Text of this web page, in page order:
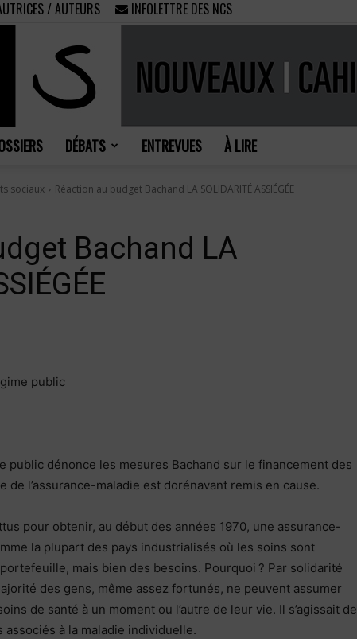
/ AUTEURS INFOLETTRE DES NCS
socialisme
DÉBATS ENTREVUES À LIRE
sociaux Réaction au budget Bachand LA SOLIDARITÉ ASSIÉGÉE
Bachand LA
public
public dénonce les mesures Bachand sur le financement des
de l’assurance-maladie est dorénavant remis en cause.
pour obtenir, au début des années 1970, une assurance-
la plupart des pays industrialisés où les soins sont
mais bien des besoins. Pourquoi ? Par solidarité
des gens, même assez fortunés, ne peuvent assumer
de santé à un moment ou l’autre de leur vie. Il s’agissait de
à la maladie individuelle.